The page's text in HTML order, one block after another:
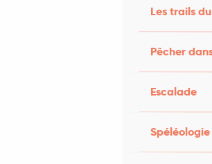
Les trails
Pêcher
Escalade
Spéléologie